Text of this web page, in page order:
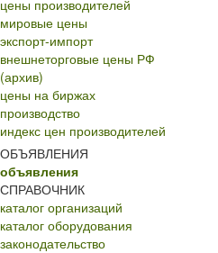
цены производителей
мировые цены
экспорт-импорт
внешнеторговые цены РФ
(архив)
цены на биржах
производство
индекс цен производителей
ОБЪЯВЛЕНИЯ
объявления
СПРАВОЧНИК
каталог организаций
каталог оборудования
законодательство